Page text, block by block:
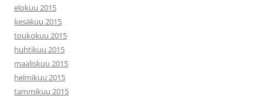
elokuu 2015
kesäkuu 2015
toukokuu 2015
huhtikuu 2015
maaliskuu 2015
helmikuu 2015
tammikuu 2015